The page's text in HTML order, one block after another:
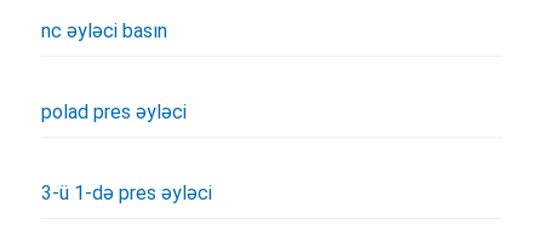
nc əyləci basın
polad pres əyləci
3-ü 1-də pres əyləci